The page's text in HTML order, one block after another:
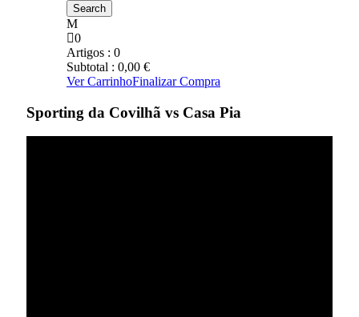
0
Artigos : 0
Subtotal : 0,00 €
Ver CarrinhoFinalizar Compra
Sporting da Covilhã vs Casa Pia